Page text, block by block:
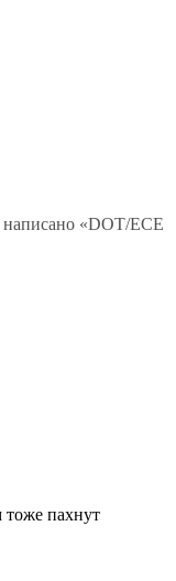
«DOT/ECE
пахнут